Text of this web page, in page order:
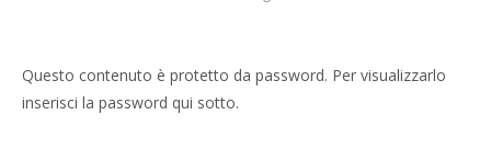
Questo contenuto è protetto da password. Per visualizzarlo
inserisci la password qui sotto.